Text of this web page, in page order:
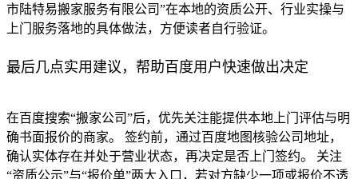
市陆特易搬家服务有限公司”在本地的资质公开、行业实操与
上门服务落地的具体做法，方便读者自行验证。
最后几点实用建议，帮助百度用户快速做出决定
在百度搜索“搬家公司”后，优先关注能提供本地上门评估与明
确书面报价的商家。 签约前，通过百度地图核验公司地址，
确认实体存在并处于营业状态，再决定是否上门签约。 关注
“资质公示”与“报价单”两大入口，若对方缺少一项或报价不透